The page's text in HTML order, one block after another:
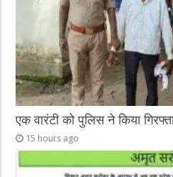
एक वारंटी को पुलिस ने किया
15 hours ago